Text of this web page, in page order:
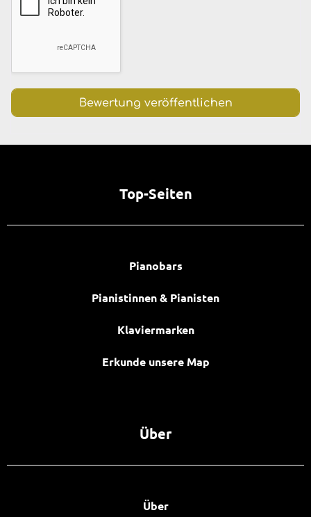
Top-Seiten
Pianobars
Pianistinnen & Pianisten
Klaviermarken
Erkunde unsere Map
Über
Über